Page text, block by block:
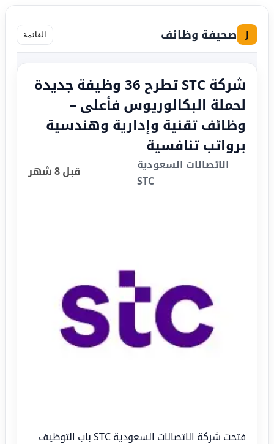
J صحيفة وظائف القائمة
شركة STC تطرح 36 وظيفة جديدة
لحملة البكالوريوس فأعلى –
وظائف تقنية وإدارية وهندسية
برواتب تنافسية
الاتصالات السعودية
STC
قبل 8 شهر
فتحت شركة الاتصالات السعودية STC باب التوظيف